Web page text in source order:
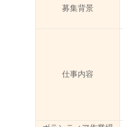
募集背景
仕事内容